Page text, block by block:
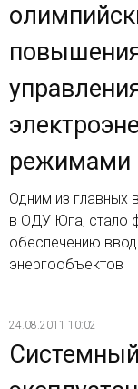
режимами
Одним из главных
в ОДУ Юга, стало
обеспечению
энергообъектов
24.08.2011 10:02